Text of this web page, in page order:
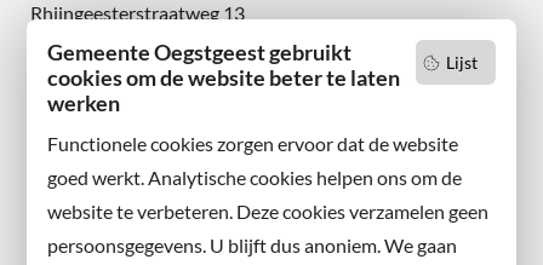
Lijst
Gemeente Oegstgeest gebruikt
cookies om de website beter te laten
werken
Functionele cookies zorgen ervoor dat de website
goed werkt. Analytische cookies helpen ons om de
website te verbeteren. Deze cookies verzamelen geen
persoonsgegevens. U blijft dus anoniem. We gaan
Rhijngeesterstraatweg 13
2342 AN Oegstgeest
Wilt u niets missen?
en volg ons ook op sociale media.
Facebook
X